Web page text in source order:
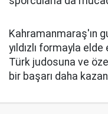
Kahramanmaraş'ın
yıldızlı formayla
Türk judosuna ve
bir başarı daha